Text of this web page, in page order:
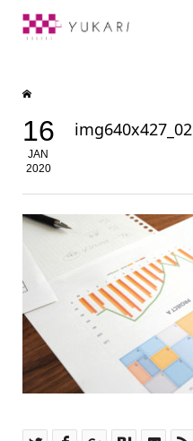
16
JAN
2020
img640x427_02